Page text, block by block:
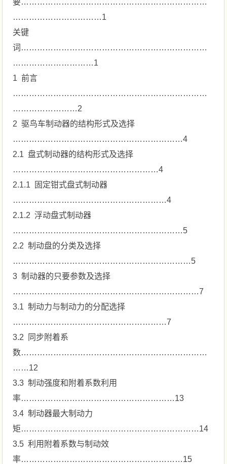
要……………………………………………………………
……………………………1
关键
词……………………………………………………………
…………………………1
1 前言
………………………………………………………………
……………………2
2 驱鸟车制动器的结构形式及选择
………………………………………………………4
2.1 盘式制动器的结构形式及选择
………………………………………………4
2.1.1 固定钳式盘式制动器
…………………………………………………4
2.1.2 浮动盘式制动器
………………………………………………………5
2.2 制动盘的分类及选择
…………………………………………………………5
3 制动器的只要参数及选择
……………………………………………………………7
3.1 制动力与制动力的分配选择
…………………………………………………7
3.2 同步附着系
数……………………………………………………………
……12
3.3 制动强度和附着系数利用
率…………………………………………………13
3.4 制动器最大制动力
矩…………………………………………………………14
3.5 利用附着系数与制动效
率……………………………………………………15